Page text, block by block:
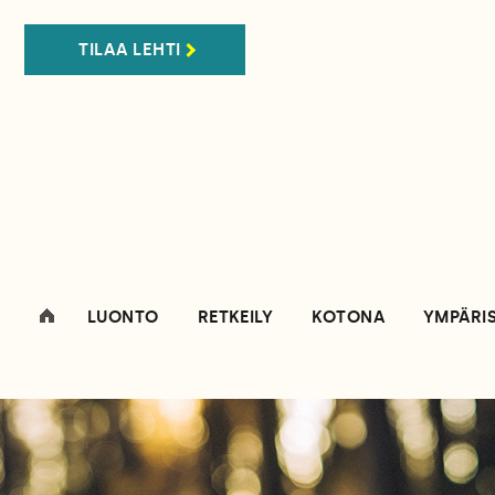
TILAA LEHTI
LUONTO RETKEILY KOTONA